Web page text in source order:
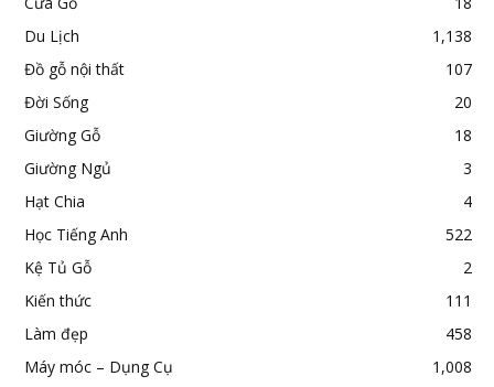
Du Lịch
1,138
Đồ gỗ nội thất
107
Đời Sống
20
Giường Gỗ
18
Giường Ngủ
3
Hạt Chia
4
Học Tiếng Anh
522
Kệ Tủ Gỗ
2
Kiến thức
111
Làm đẹp
458
Máy móc – Dụng Cụ
1,008